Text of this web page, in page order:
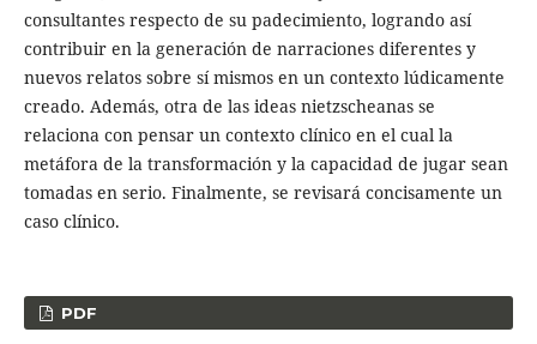
consultantes respecto de su padecimiento, logrando así
contribuir en la generación de narraciones diferentes y
nuevos relatos sobre sí mismos en un contexto lúdicamente
creado. Además, otra de las ideas nietzscheanas se
relaciona con pensar un contexto clínico en el cual la
metáfora de la transformación y la capacidad de jugar sean
tomadas en serio. Finalmente, se revisará concisamente un
caso clínico.
PDF